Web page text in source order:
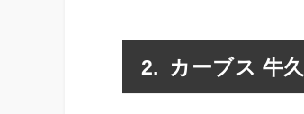
カーブス 牛